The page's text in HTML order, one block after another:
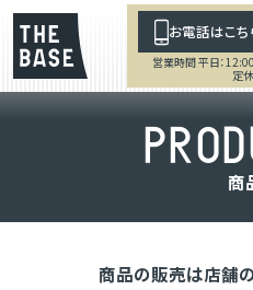
お電話はこち
営業時間 平日：
定
PROD
商
商品の販売は店舗の